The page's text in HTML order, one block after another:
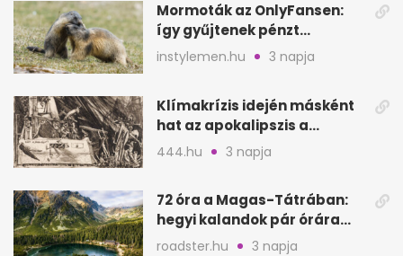
Mormoták az OnlyFansen:
így gyűjtenek pénzt
amerikai kutatók
instylemen.hu 3 napja
Klímakrízis idején másként
hat az apokalipszis a
Szépművészetiben
444.hu 3 napja
72 óra a Magas-Tátrában:
hegyi kalandok pár órára
Magyarországtól
roadster.hu 3 napja